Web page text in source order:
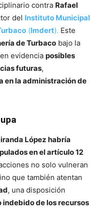
contra Rafael
del Instituto Municipal
(Imdert). Este
de Turbaco bajo la
evidencia posibles
futuras,
en la administración de
López habría
en el artículo 12
no solo vulneran
que también atentan
, una disposición
indebido de los recursos